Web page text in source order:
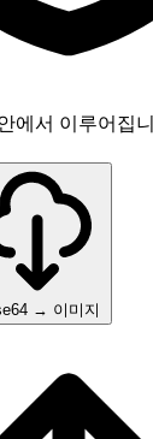
에서 이루어집
→ 이미지